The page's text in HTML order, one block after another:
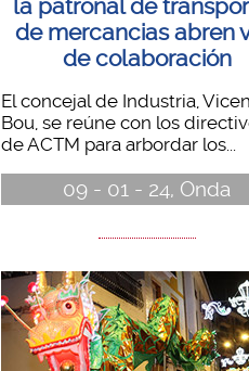
la patronal de
de mercancias abren
de colaboración
El concejal de Industria,
Bou, se reúne con los
de ACTM para arbordar los...
09 - 01 - 24, Onda